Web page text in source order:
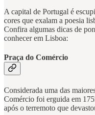
A capital de Portugal é
cores que exalam a poesia
Confira algumas dicas de
conhecer em Lisboa:
Praça do Comércio
Considerada uma das
Comércio foi erguida em
após o terremoto que